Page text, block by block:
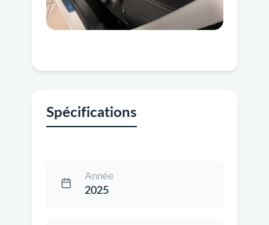
Spécifications
Année
2025